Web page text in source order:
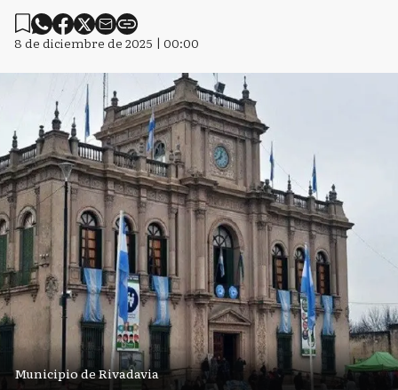
8 de diciembre de 2025 | 00:00
Municipio de Rivadavia